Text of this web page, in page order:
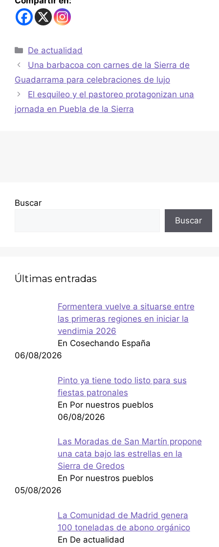
De actualidad
Una barbacoa con carnes de la Sierra de
Guadarrama para celebraciones de lujo
El esquileo y el pastoreo protagonizan una
jornada en Puebla de la Sierra
Buscar
Buscar
Últimas entradas
Formentera vuelve a situarse entre
las primeras regiones en iniciar la
vendimia 2026
En Cosechando España
06/08/2026
Pinto ya tiene todo listo para sus
fiestas patronales
En Por nuestros pueblos
06/08/2026
Las Moradas de San Martín propone
una cata bajo las estrellas en la
Sierra de Gredos
En Por nuestros pueblos
05/08/2026
La Comunidad de Madrid genera
100 toneladas de abono orgánico
En De actualidad